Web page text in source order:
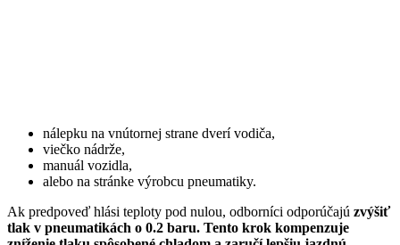
nálepku na vnútornej strane dverí vodiča,
viečko nádrže,
manuál vozidla,
alebo na stránke výrobcu pneumatiky.
Ak predpoveď hlási teploty pod nulou, odborníci odporúčajú zvýšiť
tlak v pneumatikách o 0.2 baru. Tento krok kompenzuje